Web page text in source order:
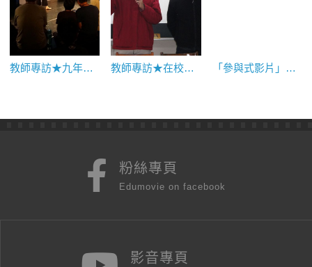
教師專訪★九年一貫裡「藝術與人文」的教學現場：天母國中段世珍老師 教師專訪★在校園中播下民主的種子：專訪新竹高中教師黃大展 「參與式影片」是想像實踐，也是自省回顧─訪李紫彤（下）
粉絲專頁
Edumovie on facebook
影音專頁